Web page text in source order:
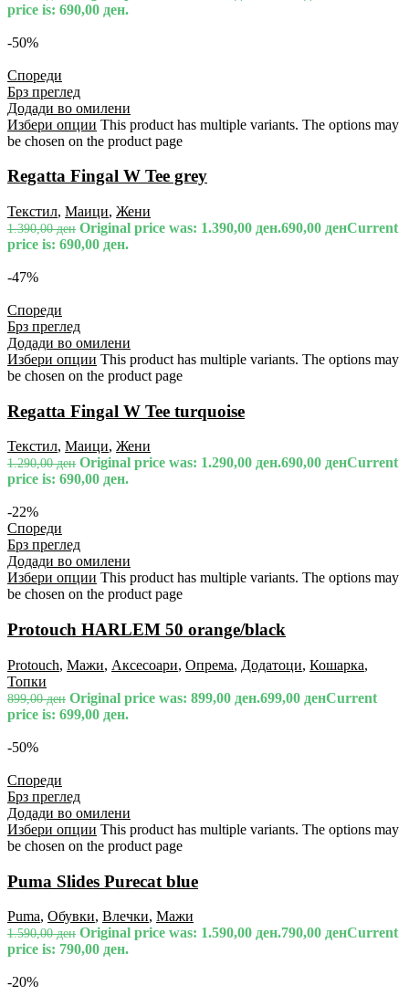
price is: 690,00 ден.
-50%
Спореди
Брз преглед
Додади во омилени
Избери опции This product has multiple variants. The options may
be chosen on the product page
Regatta Fingal W Tee grey
Текстил, Маици, Жени
1.390,00ден Original price was: 1.390,00 ден.690,00 денCurrent
price is: 690,00 ден.
-47%
Спореди
Брз преглед
Додади во омилени
Избери опции This product has multiple variants. The options may
be chosen on the product page
Regatta Fingal W Tee turquoise
Текстил, Маици, Жени
1.290,00ден Original price was: 1.290,00 ден.690,00 денCurrent
price is: 690,00 ден.
-22%
Спореди
Брз преглед
Додади во омилени
Избери опции This product has multiple variants. The options may
be chosen on the product page
Protouch HARLEM 50 orange/black
Protouch, Мажи, Аксесоари, Опрема, Додатоци, Кошарка,
Топки
899,00ден Original price was: 899,00 ден.699,00 денCurrent
price is: 699,00 ден.
-50%
Спореди
Брз преглед
Додади во омилени
Избери опции This product has multiple variants. The options may
be chosen on the product page
Puma Slides Purecat blue
Puma, Обувки, Влечки, Мажи
1.590,00ден Original price was: 1.590,00 ден.790,00 денCurrent
price is: 790,00 ден.
-20%